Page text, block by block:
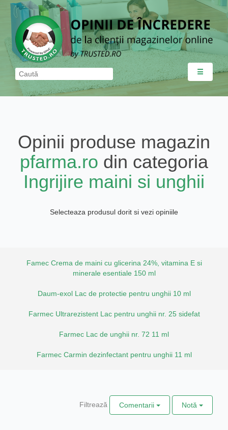
☰
Opinii produse magazin
pfarma.ro din categoria
Ingrijire maini si unghii
Selecteaza produsul dorit si vezi opiniile
Famec Crema de maini cu glicerina 24%, vitamina E si
minerale esentiale 150 ml
Daum-exol Lac de protectie pentru unghii 10 ml
Farmec Ultrarezistent Lac pentru unghii nr. 25 sidefat
Farmec Lac de unghii nr. 72 11 ml
Farmec Carmin dezinfectant pentru unghii 11 ml
Filtrează Comentarii Notă